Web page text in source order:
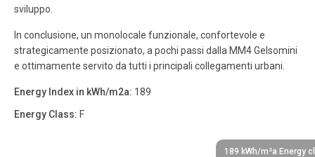
sviluppo.
In conclusione, un monolocale funzionale, confortevole e
strategicamente posizionato, a pochi passi dalla MM4 Gelsomini
e ottimamente servito da tutti i principali collegamenti urbani.
Energy Index in kWh/m2a: 189
Energy Class: F
189 kWh/m²a Energy